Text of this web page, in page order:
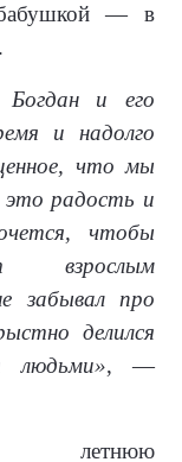
— в
Богдан и его
и надолго
что мы
радость и
чтобы
взрослым
забывал про
делился
людьми», —
летнюю